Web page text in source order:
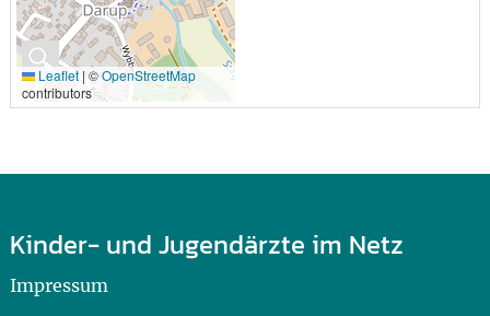
🔍
Leaflet | ©OpenStreetMap
contributors
Kinder- und Jugendärzte im Netz
Impressum